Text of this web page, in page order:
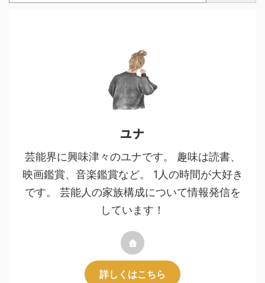
ユナ
芸能界に興味津々のユナです。 趣味は読書、
映画鑑賞、音楽鑑賞など。 1人の時間が大好き
です。 芸能人の家族構成について情報発信を
しています！
詳しくはこちら